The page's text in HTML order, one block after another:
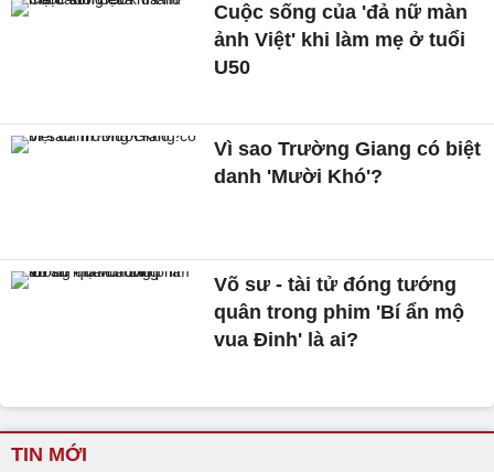
Cuộc sống của 'đả nữ màn
ảnh Việt' khi làm mẹ ở tuổi
U50
Vì sao Trường Giang có biệt
danh 'Mười Khó'?
Võ sư - tài tử đóng tướng
quân trong phim 'Bí ẩn mộ
vua Đinh' là ai?
TIN MỚI